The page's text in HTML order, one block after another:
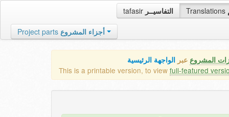
tafasir التفاسيــر Translations
Project parts أجزاء المشروع
المشروع عبر الواجهة الرئيسية
This is a printable version, to view full-featured